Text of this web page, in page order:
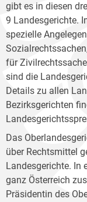
gibt es in diesen
9 Landesgerichte.
spezielle
für
sind die
Details zu allen
Bezirksgerichten
Das
über Rechtsmittel
Landesgerichte. In
ganz Österreich
Präsidentin des